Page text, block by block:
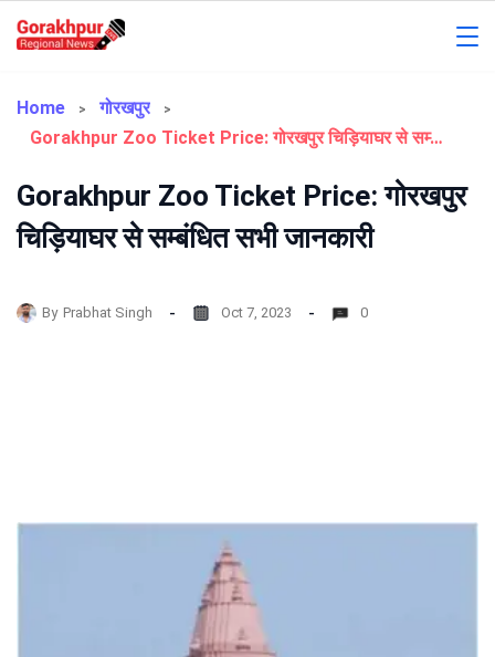
Regional
Home
गोरखपुर
Gorakhpur Zoo Ticket Price: गोरखपुर चिड़ियाघर से सम्बंधित सभी जानकारी
Gorakhpur Zoo Ticket Price: गोरखपुर
चिड़ियाघर से सम्बंधित सभी जानकारी
By Prabhat Singh Oct 7, 2023 0